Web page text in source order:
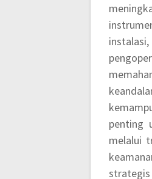
penting
melalui
strategis